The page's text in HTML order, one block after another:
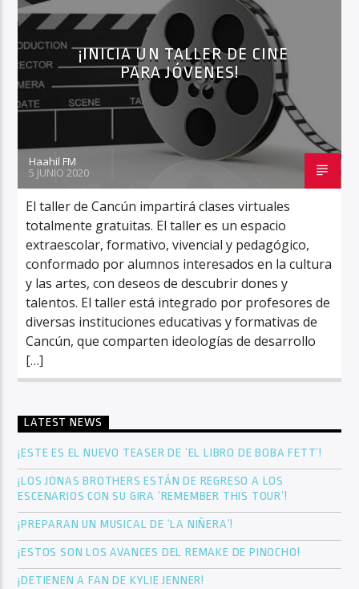
Haahil FM
¡INICIA UN TALLER DE CINE
PARA JÓVENES!
Haahil FM
5 JUNIO 2020
El taller de Cancún impartirá clases virtuales
totalmente gratuitas. El taller es un espacio
extraescolar, formativo, vivencial y pedagógico,
conformado por alumnos interesados en la cultura
y las artes, con deseos de descubrir dones y
talentos. El taller está integrado por profesores de
diversas instituciones educativas y formativas de
Cancún, que comparten ideologías de desarrollo
[…]
LATEST NEWS
¡ESTE ES EL NUEVO TEASER DE ‘EL LIBRO DE BOBA FETT’!
¡LOS JONAS BROTHERS ESTÁN DE REGRESO A LOS
ESCENARIOS CON SU GIRA ‘REMEMBER THIS TOUR’!
¡PREPARAN UN MUSICAL DE ‘LA NIÑERA’!
¡ESTOS SON LOS AVANCES DEL REMAKE DE PINOCHO!
¡DETIENEN A FAN DE KYLIE JENNER!